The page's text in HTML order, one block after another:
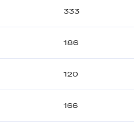
333
186
120
166